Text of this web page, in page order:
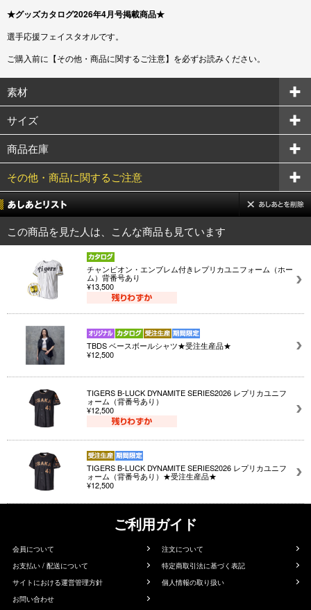
★グッズカタログ2026年4月号掲載商品★
選手応援フェイスタオルです。
ご購入前に【その他・商品に関するご注意】を必ずお読みください。
素材
サイズ
商品在庫
その他・商品に関するご注意
この商品を見た人は、こんな商品も見ています
チャンピオン・エンブレム付きレプリカユニフォーム（ホー
ム）背番号あり
¥13,500
TBDS ベースボールシャツ★受注生産品★
¥12,500
TIGERS B-LUCK DYNAMITE SERIES2026 レプリカユニフ
ォーム（背番号あり）
¥12,500
TIGERS B-LUCK DYNAMITE SERIES2026 レプリカユニフ
ォーム（背番号あり）★受注生産品★
¥12,500
ご利用ガイド
会員について
注文について
お支払い / 配送について
特定商取引法に基づく表記
サイトにおける運営管理方針
個人情報の取り扱い
お問い合わせ